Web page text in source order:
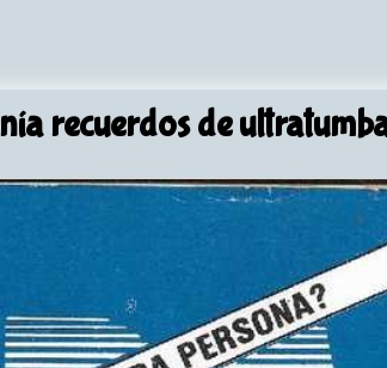
recuerdos de